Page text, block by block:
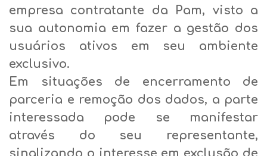
empresa contratante da Pam, visto a
sua autonomia em fazer a gestão dos
usuários ativos em seu ambiente
exclusivo.
Em situações de encerramento de
parceria e remoção dos dados, a parte
interessada pode se manifestar
através do seu representante,